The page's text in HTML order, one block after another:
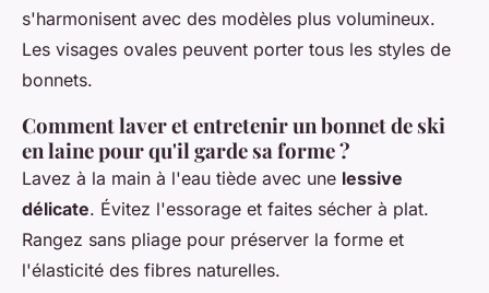
s'harmonisent avec des modèles plus volumineux.
Les visages ovales peuvent porter tous les styles de
bonnets.
Comment laver et entretenir un bonnet de ski
en laine pour qu'il garde sa forme ?
Lavez à la main à l'eau tiède avec une lessive
délicate. Évitez l'essorage et faites sécher à plat.
Rangez sans pliage pour préserver la forme et
l'élasticité des fibres naturelles.